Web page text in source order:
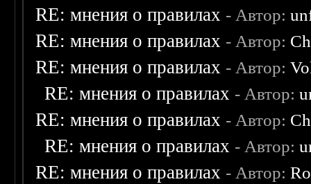
RE: мнения о правилах - Автор:
RE: мнения о правилах - Автор:
RE: мнения о правилах - Автор:
RE: мнения о правилах - Автор:
RE: мнения о правилах - Автор:
RE: мнения о правилах - Автор:
RE: мнения о правилах - Автор: